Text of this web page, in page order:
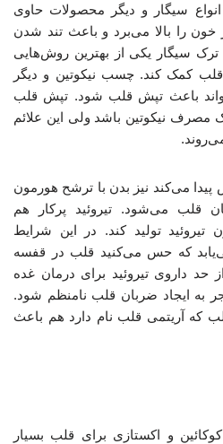
انواع سیگار و دیگر محصولات حاوی
خون را بالا می‌برد و باعث تند شدن
سیگار یکی از بهترین روش‌هایی
کمک کند. چسب نیکوتین و دیگر
باعث تپش قلب شود. تپش قلب
مصرف نیکوتین باشد ولی این علائم
می‌کند نیز بدن با ترشح هورمون
قلب می‌شود. تیروئید پرکار هم
تیروئید تولید کند. در این شرایط
که حس می‌کنید قلب در قفسه
داروی تیروئید برای درمان غده
به ایجاد ضربان قلب نامنظم شود.
که آریتمی قلب نام دارد هم باعث
و اکستازی برای قلب بسیار